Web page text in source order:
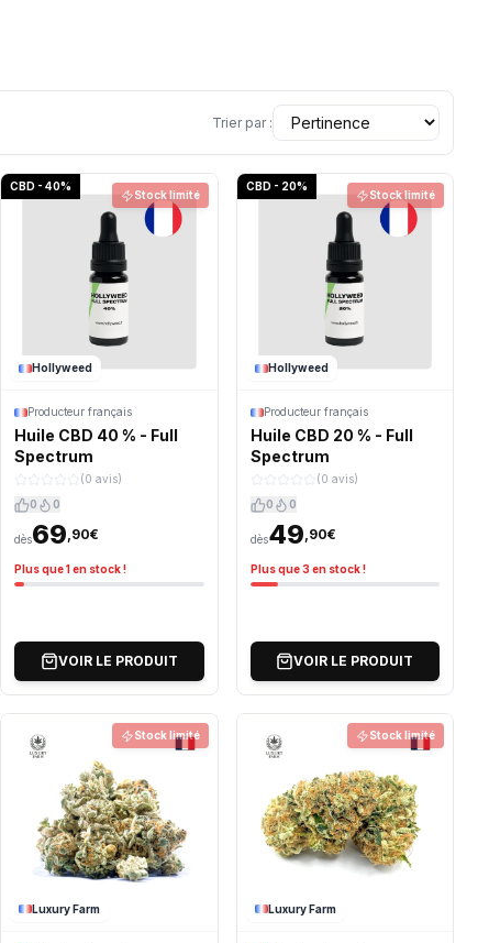
Trier par :
Stock limité
CBD - 40%
Hollyweed
Producteur français
Huile CBD 40 % - Full
Spectrum
(0 avis)
0
0
dès69,90€
Plus que 1 en stock !
VOIR LE PRODUIT
Stock limité
CBD - 20%
Hollyweed
Producteur français
Huile CBD 20 % - Full
Spectrum
(0 avis)
0
0
dès49,90€
Plus que 3 en stock !
VOIR LE PRODUIT
Stock limité
Luxury Farm
Stock limité
Luxury Farm